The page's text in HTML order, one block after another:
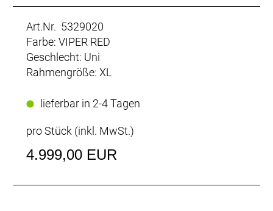
Art.Nr. 5329020
Farbe: VIPER RED
Geschlecht: Uni
Rahmengröße: XL
lieferbar in 2-4 Tagen
pro Stück (inkl. MwSt.)
4.999,00 EUR